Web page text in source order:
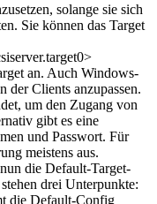
solange sie sich
Sie können das Target
an. Auch Windows-
der Clients anzupassen.
um den Zugang von
gibt es eine
und Passwort. Für
meistens aus.
die Default-Target-
drei Unterpunkte:
die Default-Config